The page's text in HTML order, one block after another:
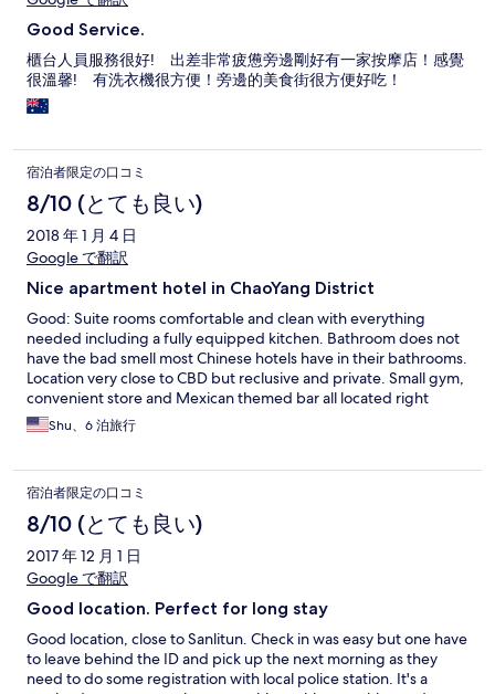
Good Service.
櫃台人員服務很好! 出差非常疲憊旁邊剛好有一家按摩店！感覺
很溫馨! 有洗衣機很方便！旁邊的美食街很方便好吃！
宿泊者限定の口コミ
8/10 (とても良い)
2018 年 1 月 4 日
Google で翻訳
Nice apartment hotel in ChaoYang District
Good: Suite rooms comfortable and clean with everything
needed including a fully equipped kitchen. Bathroom does not
have the bad smell most Chinese hotels have in their bathrooms.
Location very close to CBD but reclusive and private. Small gym,
convenient store and Mexican themed bar all located right
downstairs. Hotel staff very helpful to get taxi quickly. Not-so-
good: Longer walk to Subway (12 minutes) than expected. Taxi
navigator. There is no good restaurant within walking distance
nearby. Booked 4 person suite as advertised with two large
beds for 4 adults. It turned out it is a 3 person suite with 2nd
bedroom only having a small double bed, and an added single
bed in living room. Meanwhile hotel only provided towels to 3
persons despite repeated reminder throughout the 1 week stay.
Shu、6 泊旅行
宿泊者限定の口コミ
8/10 (とても良い)
2017 年 12 月 1 日
Google で翻訳
Good location. Perfect for long stay
Good location, close to Sanlitun. Check in was easy but one have
to leave behind the ID and pick up the next morning as they
need to do some registration with local police station. It's a